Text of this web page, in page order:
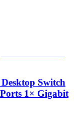
Switch
1× Gigabit